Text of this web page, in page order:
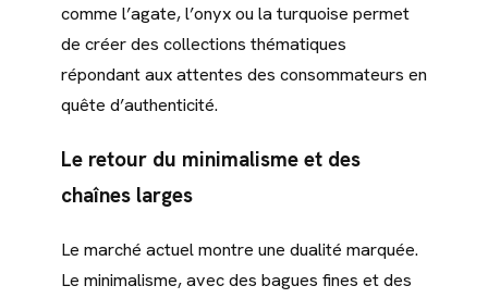
comme l’agate, l’onyx ou la turquoise permet
de créer des collections thématiques
répondant aux attentes des consommateurs en
quête d’authenticité.
Le retour du minimalisme et des
chaînes larges
Le marché actuel montre une dualité marquée.
Le minimalisme, avec des bagues fines et des